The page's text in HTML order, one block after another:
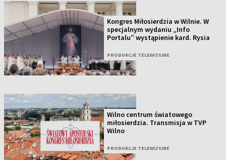
Kongres Miłosierdzia w Wilnie. W
specjalnym wydaniu „Info
Portalu” wystąpienie kard. Rysia
PRODUKCJE TELEWIZYJNE
Wilno centrum światowego
miłosierdzia. Transmisja w TVP
Wilno
PRODUKCJE TELEWIZYJNE